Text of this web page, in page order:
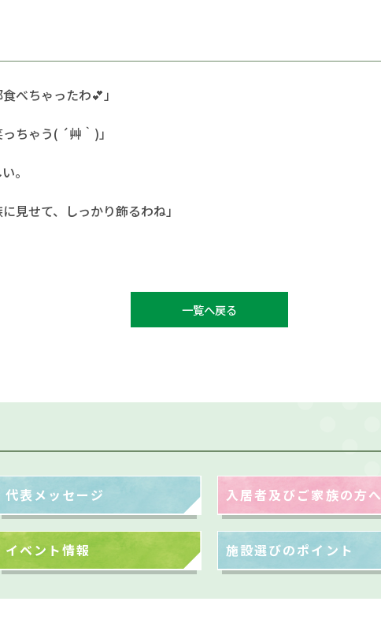
べちゃったわ💕」
ちゃう( ´艸｀)」
。
っかり飾るわね」
一覧へ戻る
代表メッセージ 入居者及びご家族の方へ
イベント情報 施設選びのポイント